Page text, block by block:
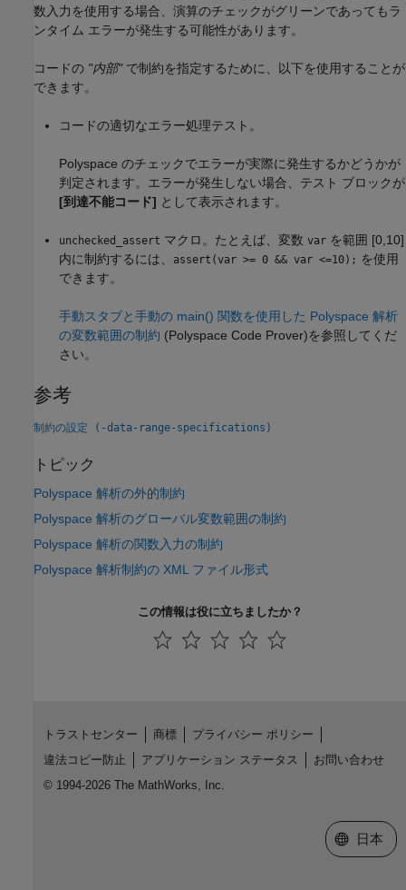
数入力を使用する場合、演算のチェックがグリーンであってもラ
ンタイム エラーが発生する可能性があります。
コードの "内部"で制約を指定するために、以下を使用することが
できます。
コードの適切なエラー処理テスト。
Polyspace のチェックでエラーが実際に発生するかどうかが
判定されます。エラーが発生しない場合、テスト ブロックが
[到達不能コード] として表示されます。
unchecked_assert マクロ。たとえば、変数 var を範囲 [0,10]
内に制約するには、
assert(var >= 0 && var <=10); を使用
できます。
手動スタブと手動の main() 関数を使用した Polyspace 解析
の変数範囲の制約 (Polyspace Code Prover)を参照してくだ
さい。
参考
制約の設定 (-data-range-specifications)
トピック
Polyspace 解析の外的制約
Polyspace 解析のグローバル変数範囲の制約
Polyspace 解析の関数入力の制約
Polyspace 解析制約の XML ファイル形式
この情報は役に立ちましたか？
トラストセンター 商標
プライバシー ポリシー
違法コピー防止
アプリケーション ステータス
お問い合わせ
© 1994-2026 The MathWorks, Inc.
Web サイ
日本